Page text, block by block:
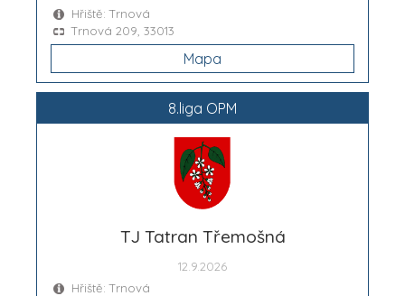
Hřiště: Trnová
Trnová 209, 33013
Mapa
8.liga OPM
TJ Tatran Třemošná
12.9.2026
Hřiště: Trnová